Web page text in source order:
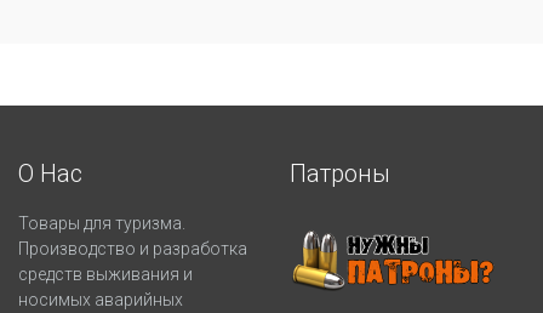
О Нас
Товары для туризма.
Производство и разработка
средств выживания и
носимых аварийных
Патроны